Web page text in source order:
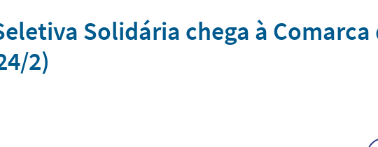
Solidária chega à
2)